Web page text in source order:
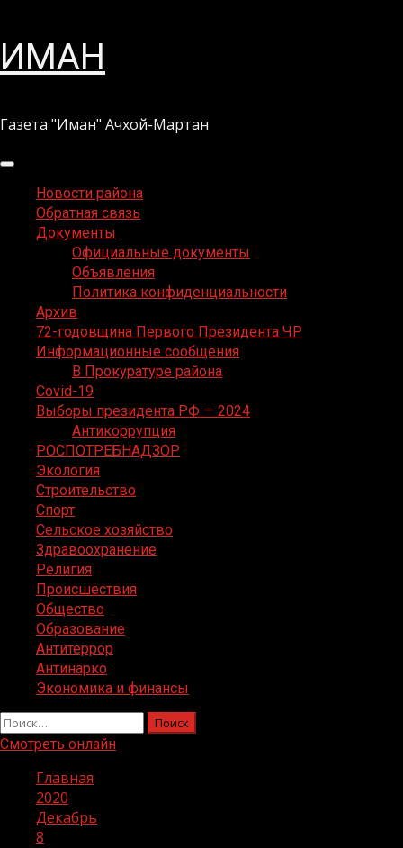
Перейти
кИМАН
Газета "Иман" Ачхой-Мартан
Основное
менюНовости района
Обратная связь
Документы
Официальные документы
Объявления
Политика конфиденциальности
Архив
72-годовщина Первого Президента ЧР
Информационные сообщения
В Прокуратуре района
Covid-19
Выборы президента РФ — 2024
Антикоррупция
РОСПОТРЕБНАДЗОР
Экология
Строительство
Спорт
Сельское хозяйство
Здравоохранение
Религия
Происшествия
Общество
Образование
Антитеррор
Антинарко
Экономика и финансы
Найти:
Смотреть онлайн
Главная
2020
Декабрь
8